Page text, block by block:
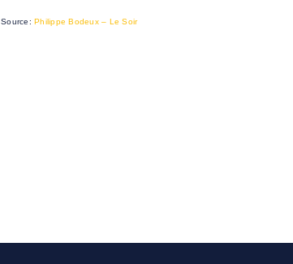
Source: Philippe Bodeux – Le Soir